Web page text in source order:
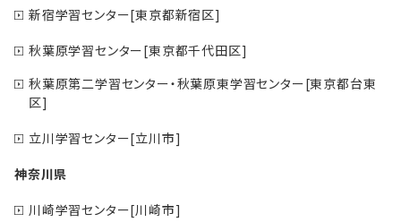
新宿学習センター[東京都新宿区]
秋葉原学習センター[東京都千代田区]
秋葉原第二学習センター・秋葉原東学習センター[東京都台東
区]
立川学習センター[立川市]
神奈川県
川崎学習センター[川崎市]